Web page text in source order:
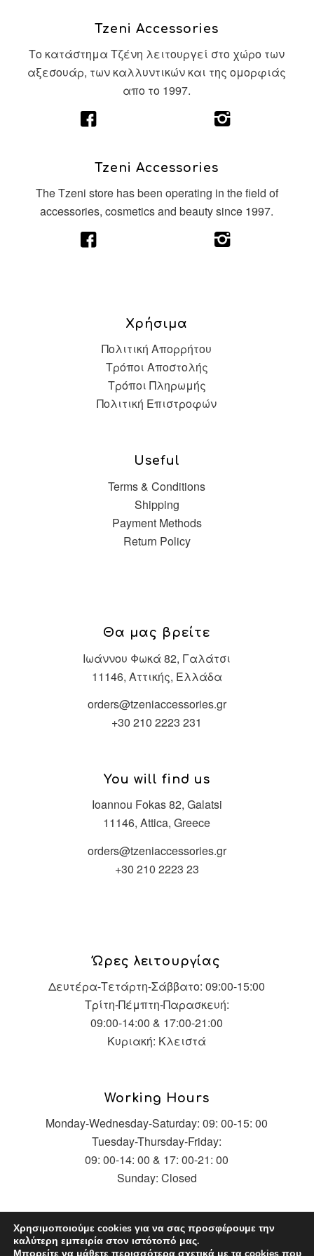
Tzeni Accessories
Το κατάστημα Τζένη λειτουργεί στο χώρο των
αξεσουάρ, των καλλυντικών και της ομορφιάς
απο το 1997.
Tzeni Accessories
The Tzeni store has been operating in the field of
accessories, cosmetics and beauty since 1997.
Χρήσιμα
Πολιτική Απορρήτου
Τρόποι Αποστολής
Τρόποι Πληρωμής
Πολιτική Επιστροφών
Useful
Terms & Conditions
Shipping
Payment Methods
Return Policy
Θα μας βρείτε
Ιωάννου Φωκά 82, Γαλάτσι
11146, Αττικής, Ελλάδα
orders@tzeniaccessories.gr
+30 210 2223 231
You will find us
Ioannou Fokas 82, Galatsi
11146, Attica, Greece
orders@tzeniaccessories.gr
+30 210 2223 23
Ώρες λειτουργίας
Δευτέρα-Τετάρτη-Σάββατο: 09:00-15:00
Τρίτη-Πέμπτη-Παρασκευή:
09:00-14:00 & 17:00-21:00
Κυριακή: Κλειστά
Working Hours
Monday-Wednesday-Saturday: 09: 00-15: 00
Tuesday-Thursday-Friday:
09: 00-14: 00 & 17: 00-21: 00
Sunday: Closed
Χρησιμοποιούμε cookies για να σας προσφέρουμε την
καλύτερη εμπειρία στον ιστότοπό μας.